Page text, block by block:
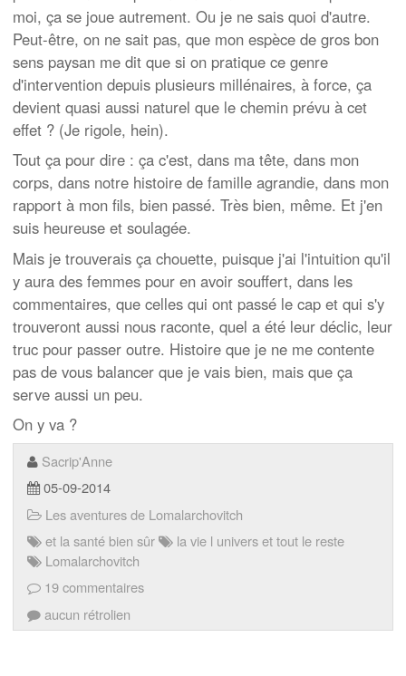
moi, ça se joue autrement. Ou je ne sais quoi d'autre.
Peut-être, on ne sait pas, que mon espèce de gros bon
sens paysan me dit que si on pratique ce genre
d'intervention depuis plusieurs millénaires, à force, ça
devient quasi aussi naturel que le chemin prévu à cet
effet ? (Je rigole, hein).
Tout ça pour dire : ça c'est, dans ma tête, dans mon
corps, dans notre histoire de famille agrandie, dans mon
rapport à mon fils, bien passé. Très bien, même. Et j'en
suis heureuse et soulagée.
Mais je trouverais ça chouette, puisque j'ai l'intuition qu'il
y aura des femmes pour en avoir souffert, dans les
commentaires, que celles qui ont passé le cap et qui s'y
trouveront aussi nous raconte, quel a été leur déclic, leur
truc pour passer outre. Histoire que je ne me contente
pas de vous balancer que je vais bien, mais que ça
serve aussi un peu.
On y va ?
Sacrip'Anne
05-09-2014
Les aventures de Lomalarchovitch
et la santé bien sûr
la vie l univers et tout le reste
Lomalarchovitch
19 commentaires
aucun rétrolien